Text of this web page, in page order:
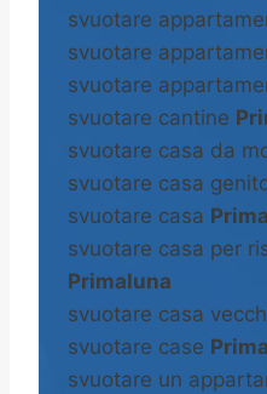
svuotare
svuotare
svuotare
svuotare cantine
svuotare casa da
svuotare casa
svuotare casa
svuotare casa per
Primaluna
svuotare casa
svuotare case
svuotare un